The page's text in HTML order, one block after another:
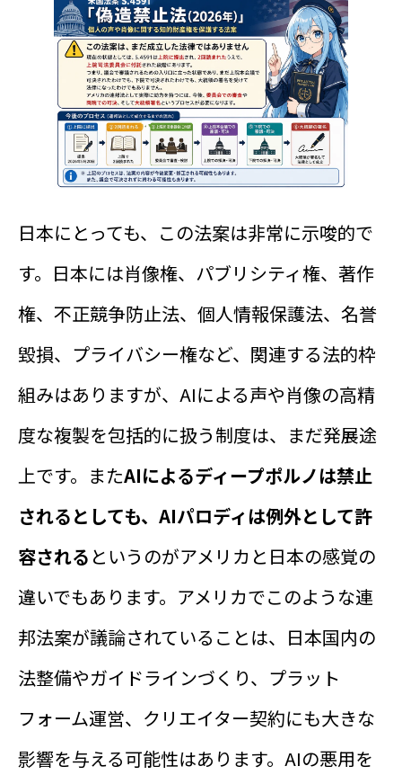
日本にとっても、この法案は非常に示唆的で
す。日本には肖像権、パブリシティ権、著作
権、不正競争防止法、個人情報保護法、名誉
毀損、プライバシー権など、関連する法的枠
組みはありますが、AIによる声や肖像の高精
度な複製を包括的に扱う制度は、まだ発展途
上です。またAIによるディープポルノは禁止
されるとしても、AIパロディは例外として許
容される というのがアメリカと日本の感覚の
違いでもあります。アメリカでこのような連
邦法案が議論されていることは、日本国内の
法整備やガイドラインづくり、プラット
フォーム運営、クリエイター契約にも大きな
影響を与える可能性はあります。AIの悪用を